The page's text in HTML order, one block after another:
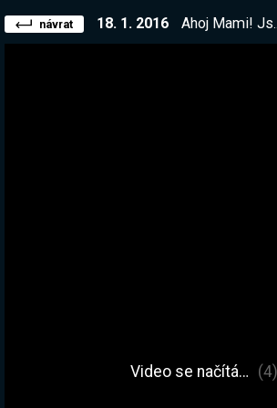
návrat 18. 1. 2016 Ahoj Mami! Jsem v internetové televizi! A se mnou je tady Prometheus! Jojo, TEN Prometheus!
Video se načítá… (4)